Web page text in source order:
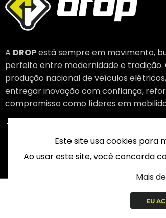
A DROPestá sempre em movimento,
perfeito entre modernidade e tradição.
produção nacional de veículos
entregar inovação com confiança,
compromisso como líderes em
Este site usa cookies para
Ao usar este site, você concorda
Mais
EU